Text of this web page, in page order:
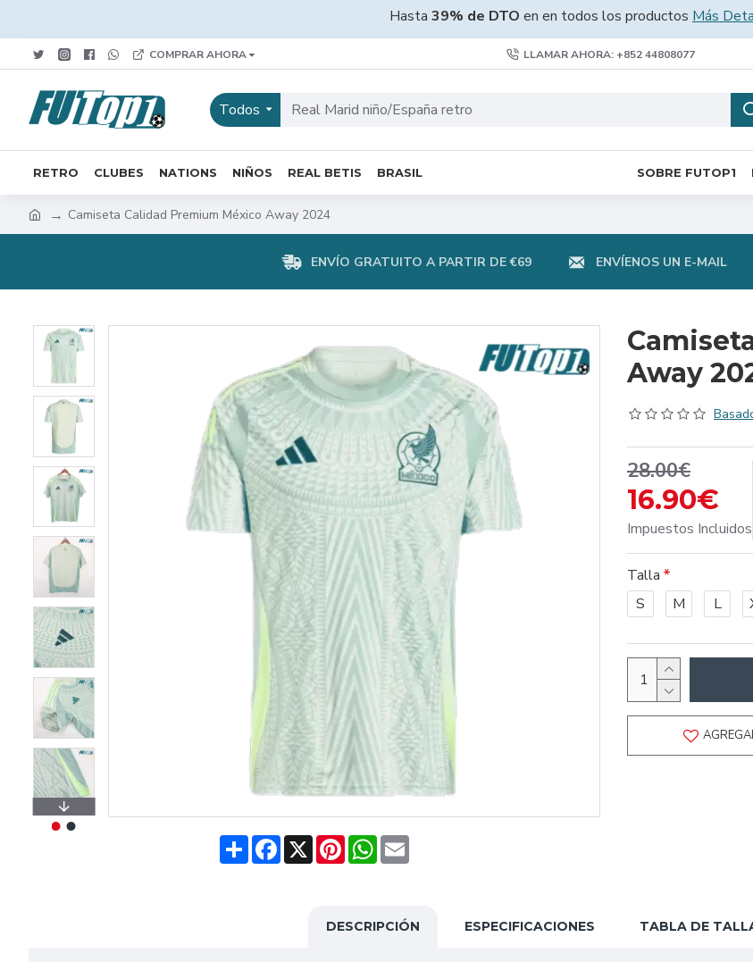
Hasta 39% de DTO en en todos los productos Más
COMPRAR AHORA LLAMAR AHORA: +852 44808077
Todos
RETRO CLUBES NATIONS NIÑOS REAL BETIS BRASIL SOBRE FUTOP1
Camiseta Calidad Premium México Away 2024
ENVÍO GRATUITO A PARTIR DE €69 ENVÍENOS UN E-MAIL
ShareFacebook
X PinterestWhatsApp
Email
Away
16.90€
28.00€
Impuestos Incluidos
Talla
S
M L
DESCRIPCIÓN ESPECIFICACIONES TABLA DE